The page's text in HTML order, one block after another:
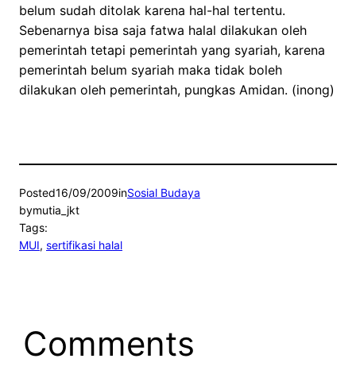
belum sudah ditolak karena hal-hal tertentu.
Sebenarnya bisa saja fatwa halal dilakukan oleh
pemerintah tetapi pemerintah yang syariah, karena
pemerintah belum syariah maka tidak boleh
dilakukan oleh pemerintah, pungkas Amidan. (inong)
Posted16/09/2009inSosial Budaya
bymutia_jkt
Tags:
MUI, sertifikasi halal
Comments